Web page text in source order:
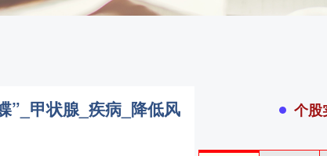
”_甲状腺_疾病_降低风
个股